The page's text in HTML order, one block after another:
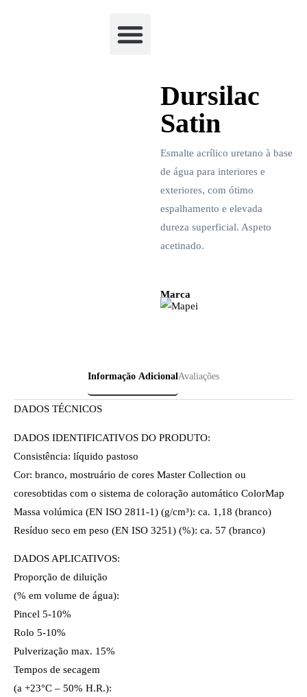
Dursilac
Satin
Esmalte acrílico uretano à base
de água para interiores e
exteriores, com ótimo
espalhamento e elevada
dureza superficial. Aspeto
acetinado.
Marca
Informação AdicionalAvaliações
DADOS TÉCNICOS
DADOS IDENTIFICATIVOS DO PRODUTO:
Consistência: líquido pastoso
Cor: branco, mostruário de cores Master Collection ou
coresobtidas com o sistema de coloração automático ColorMap
Massa volúmica (EN ISO 2811-1) (g/cm³): ca. 1,18 (branco)
Resíduo seco em peso (EN ISO 3251) (%): ca. 57 (branco)
DADOS APLICATIVOS:
Proporção de diluição
(% em volume de água):
Pincel 5-10%
Rolo 5-10%
Pulverização max. 15%
Tempos de secagem
(a +23°C – 50% H.R.):